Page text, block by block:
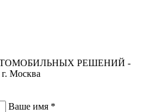
РЕШЕНИЙ -
Москва
Ваше имя *